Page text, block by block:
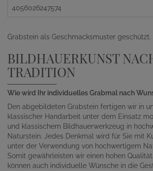
4056026247574
Grabstein als Geschmacksmuster geschützt.
BILDHAUERKUNST
TRADITION
Wie wird Ihr individuelles Grabmal nach
Den abgebildeten Grabstein fertigen wir in
klassischer Handarbeit unter dem Einsatz
und klassischem Bildhauerwerkzeug in
Naturstein. Jedes Denkmal wird für Sie mit
unter der Verwendung von hochwertigem
Somit gewährleisten wir einen hohen
können auch individuelle Wünsche in die